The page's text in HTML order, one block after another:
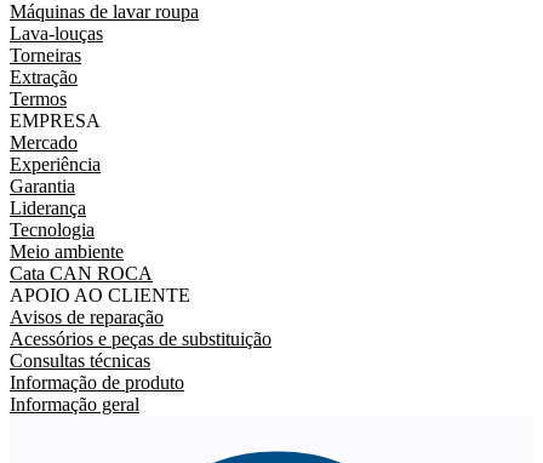
Máquinas de lavar roupa
Lava-louças
Torneiras
Extração
Termos
EMPRESA
Mercado
Experiência
Garantia
Liderança
Tecnologia
Meio ambiente
Cata CAN ROCA
APOIO AO CLIENTE
Avisos de reparação
Acessórios e peças de substituição
Consultas técnicas
Informação de produto
Informação geral